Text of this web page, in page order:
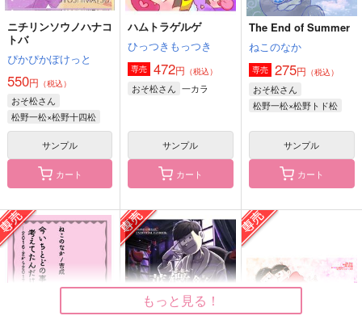
作品詳細 作品詳細 作品詳細
うさぎ天鬼アクリルス
タンド
どこにでもいる隣人
君と共に
兎小屋
787円（税込）
土井半助
うさぎはうまくおどれ
おかの鳥
572
影片みか×斎宮宗
ニチリンソウノハナコ
トバ
ぴかぴかぽけっと
550円 （税込）
おそ松さん
松野一松×松野十四松
サンプル
カート
ハムトラゲルゲ
ひっつきもっつき
専売 472円 （税込）
おそ松さん 一カラ
サンプル
カート
The End of Summer
ねこのなか
専売 275円 （税込）
おそ松さん
松野一松×松野トド松
サンプル
カート
もっと見る！